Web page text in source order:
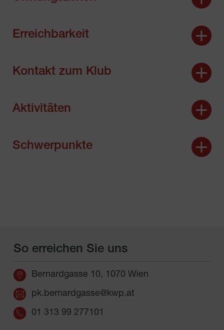
Erreichbarkeit
Kontakt zum Klub
Aktivitäten
Schwerpunkte
So erreichen Sie uns
Bernardgasse 10, 1070 Wien
pk.bernardgasse@kwp.at
01 313 99 277101